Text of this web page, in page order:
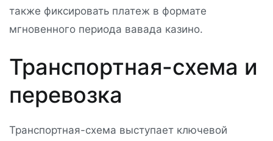
также фиксировать платеж в формате
мгновенного периода вавада казино.
Транспортная-схема и
перевозка
Транспортная-схема выступает ключевой